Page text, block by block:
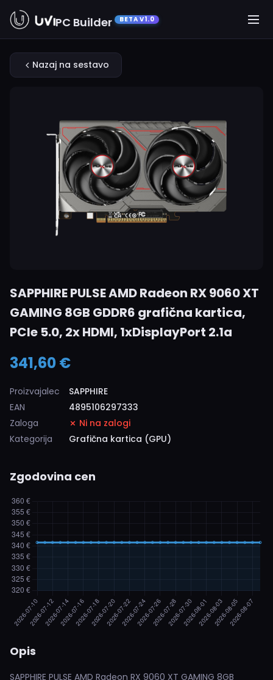
PC Builder BETA V1.0
Nazaj na sestavo
SAPPHIRE PULSE AMD Radeon RX 9060 XT
GAMING 8GB GDDR6 grafična kartica,
PCIe 5.0, 2x HDMI, 1xDisplayPort 2.1a
341,60 €
Proizvajalec
SAPPHIRE
EAN
4895106297333
Zaloga
Ni na zalogi
Kategorija
Grafična kartica (GPU)
Zgodovina cen
Opis
SAPPHIRE PULSE AMD Radeon RX 9060 XT GAMING 8GB